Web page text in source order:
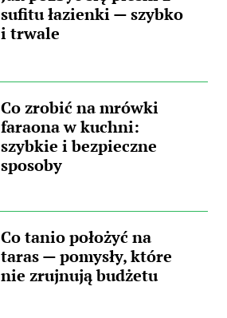
sufitu łazienki — szybko
i trwale
Co zrobić na mrówki
faraona w kuchni:
szybkie i bezpieczne
sposoby
Co tanio położyć na
taras — pomysły, które
nie zrujnują budżetu